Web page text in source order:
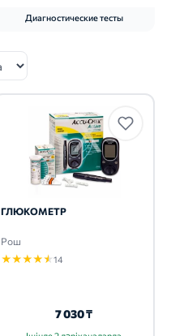
Диагностические тесты
ГЛЮКОМЕТР
Рош
★★★★★14
7 030 ₸